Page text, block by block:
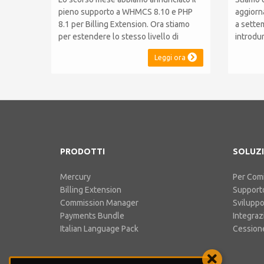
pieno supporto a WHMCS 8.10 e PHP
8.1 per Billing Extension. Ora stiamo
per estendere lo stesso livello di
compatibilità a Commission Manager e
Mercury, rispettivamente al loro 9° e 6°
che introduce il supporto a PHP 8.2.
Leggi ora
a
PRODOTTI
Mercury
Billing Extension
Commission Manager
Payments Bundle
Italian Language Pack
Per
Sviluppo